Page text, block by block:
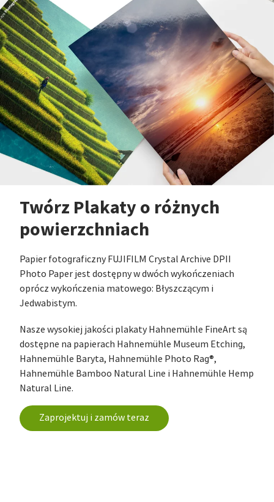
Twórz Plakaty o różnych
powierzchniach
Papier fotograficzny FUJIFILM Crystal Archive DPII
Photo Paper jest dostępny w dwóch wykończeniach
oprócz wykończenia matowego: Błyszczącym i
Jedwabistym.
Nasze wysokiej jakości plakaty Hahnemühle FineArt są
dostępne na papierach Hahnemühle Museum Etching,
Hahnemühle Baryta, Hahnemühle Photo Rag®,
Hahnemühle Bamboo Natural Line i Hahnemühle Hemp
Natural Line.
Zaprojektuj i zamów teraz